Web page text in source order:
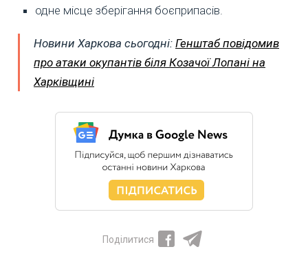
одне місце зберігання боєприпасів.
Новини Харкова сьогодні: Генштаб повідомив
про атаки окупантів біля Козачої Лопані на
Харківщині
Поділитися